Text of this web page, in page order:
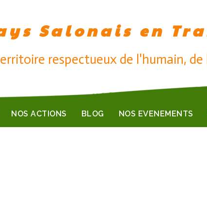
Salonais en
respectueux de l'humain,
NOS ACTIONS BLOG NOS EVENEMENTS